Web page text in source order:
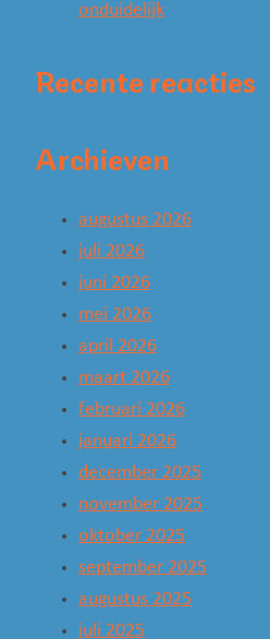
onduidelijk
Recente reacties
Archieven
augustus 2026
juli 2026
juni 2026
mei 2026
april 2026
maart 2026
februari 2026
januari 2026
december 2025
november 2025
oktober 2025
september 2025
augustus 2025
juli 2025